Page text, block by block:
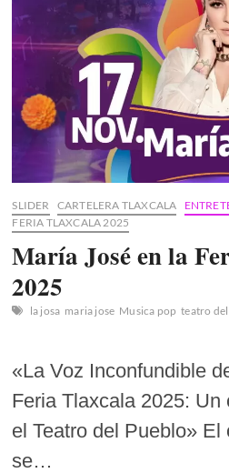
SLIDER CARTELERA TLAXCALA
FERIA TLAXCALA 2025
María José en la
2025
la josa maria jose Musica pop teatro
«La Voz Inconfundible
Feria Tlaxcala 2025: Un
el Teatro del Pueblo»
se…